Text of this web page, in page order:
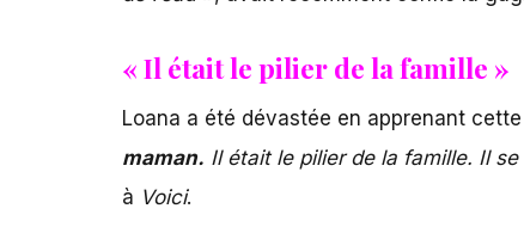
« Il était le pilier de la famille »
Loana a été dévastée en apprenant
maman. Il était le pilier de la famille. Il
à Voici.